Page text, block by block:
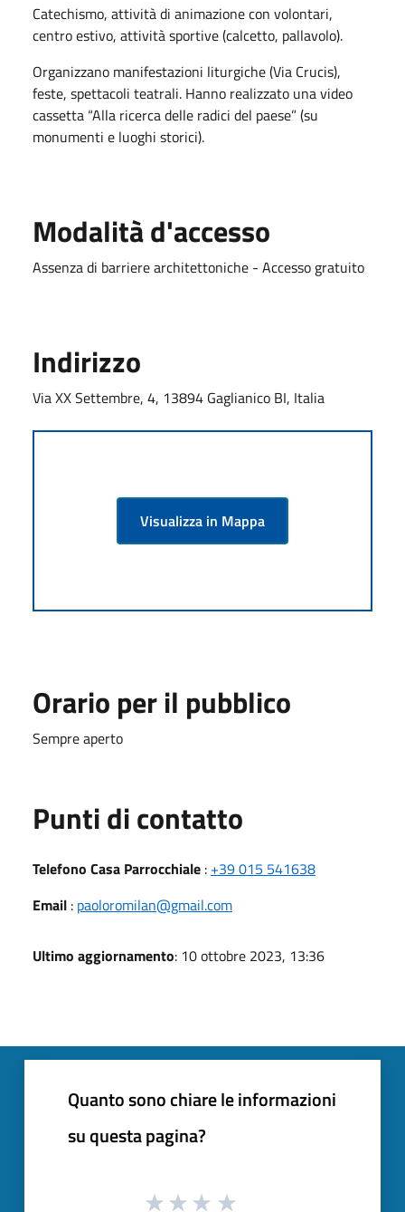
Catechismo, attività di animazione con volontari,
centro estivo, attività sportive (calcetto, pallavolo).
Organizzano manifestazioni liturgiche (Via Crucis),
feste, spettacoli teatrali. Hanno realizzato una video
cassetta “Alla ricerca delle radici del paese” (su
monumenti e luoghi storici).
Modalità d'accesso
Assenza di barriere architettoniche - Accesso gratuito
Indirizzo
Via XX Settembre, 4, 13894 Gaglianico BI, Italia
Visualizza in Mappa
Orario per il pubblico
Sempre aperto
Punti di contatto
Telefono Casa Parrocchiale : +39 015 541638
Email : paoloromilan@gmail.com
Ultimo aggiornamento: 10 ottobre 2023, 13:36
Quanto sono chiare le informazioni
su questa pagina?